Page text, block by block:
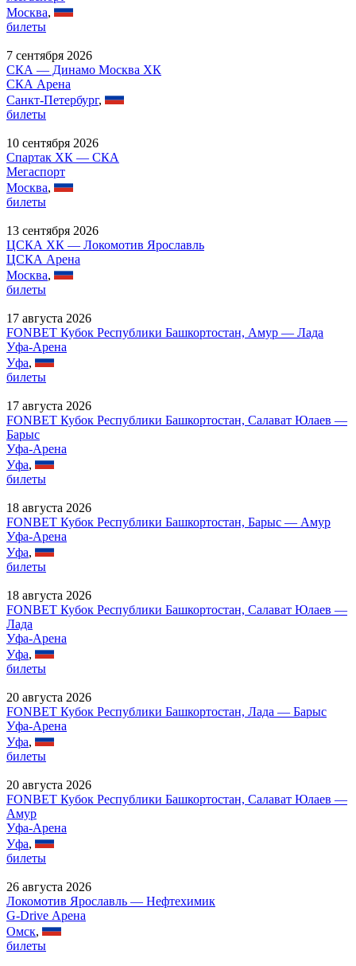
Москва,
билеты
7 сентября 2026
СКА — Динамо Москва ХК
СКА Арена
Санкт-Петербург,
билеты
10 сентября 2026
Спартак ХК — СКА
Мегаспорт
Москва,
билеты
13 сентября 2026
ЦСКА ХК — Локомотив Ярославль
ЦСКА Арена
Москва,
билеты
17 августа 2026
FONBET Кубок Республики Башкортостан, Амур — Лада
Уфа-Арена
Уфа,
билеты
17 августа 2026
FONBET Кубок Республики Башкортостан, Салават Юлаев —
Барыс
Уфа-Арена
Уфа,
билеты
18 августа 2026
FONBET Кубок Республики Башкортостан, Барыс — Амур
Уфа-Арена
Уфа,
билеты
18 августа 2026
FONBET Кубок Республики Башкортостан, Салават Юлаев —
Лада
Уфа-Арена
Уфа,
билеты
20 августа 2026
FONBET Кубок Республики Башкортостан, Лада — Барыс
Уфа-Арена
Уфа,
билеты
20 августа 2026
FONBET Кубок Республики Башкортостан, Салават Юлаев —
Амур
Уфа-Арена
Уфа,
билеты
26 августа 2026
Локомотив Ярославль — Нефтехимик
G-Drive Арена
Омск,
билеты